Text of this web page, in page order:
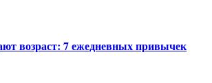
возраст: 7 ежедневных привычек